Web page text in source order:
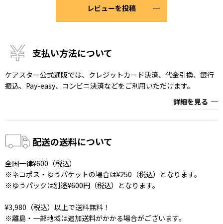
レビューを投稿
支払い方法について
ケアスター公式通販では、クレジットカード決済、代金引換、銀行
振込、Pay-easy、コンビニ決済などをご利用いただけます。
詳細を見る
配送の送料について
全国一律¥600（税込）
※ネコポス・ゆうパケットの場合は¥250（税込）となります。
※ゆうパックは別途¥600円（税込）となります。
¥3,980（税込）以上で送料無料！
※離島・一部地域は追加送料がかかる場合がございます。